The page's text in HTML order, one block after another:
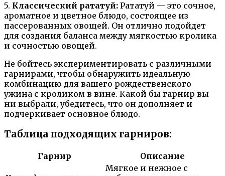
5. Классический рататуй: Рататуй — это сочное,
ароматное и цветное блюдо, состоящее из
пассерованных овощей. Он отлично подойдет
для создания баланса между мягкостью кролика
и сочностью овощей.
Не бойтесь экспериментировать с различными
гарнирами, чтобы обнаружить идеальную
комбинацию для вашего рождественского
ужина с кроликом в вине. Какой бы гарнир вы
ни выбрали, убедитесь, что он дополняет и
подчеркивает основное блюдо.
Таблица подходящих гарниров:
Гарнир Описание
Мягкое и нежное с